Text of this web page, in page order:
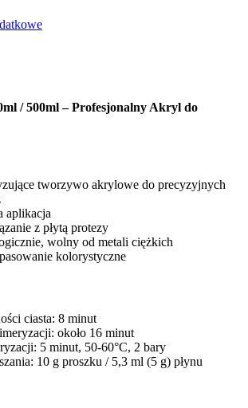
/ 500ml – Profesjonalny Akryl do
tworzywo akrylowe do precyzyjnych
aplikacja
z płytą protezy
wolny od metali ciężkich
kolorystyczne
ciasta: 8 minut
około 16 minut
5 minut, 50-60°C, 2 bary
10 g proszku / 5,3 ml (5 g) płynu